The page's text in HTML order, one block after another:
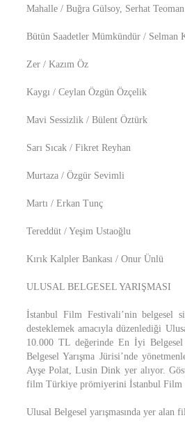
Mahalle / Buğra Gülsoy, Serhat Teoman
Bütün Saadetler Mümkündür / Selman
Zer / Kazım Öz
Kaygı / Ceylan Özgün Özçelik
Mavi Sessizlik / Bülent Öztürk
Sarı Sıcak / Fikret Reyhan
Murtaza / Özgür Sevimli
Martı / Erkan Tunç
Tereddüt / Yeşim Ustaoğlu
Kırık Kalpler Bankası / Onur Ünlü
ULUSAL BELGESEL YARIŞMASI
İstanbul Film Festivali’nin belgesel
desteklemek amacıyla düzenlediği
10.000 TL değerinde En İyi
Belgesel Yarışma Jürisi’nde
Ayşe Polat, Lusin Dink yer alıyor.
film Türkiye prömiyerini İstanbul Film
Ulusal Belgesel yarışmasında yer alan